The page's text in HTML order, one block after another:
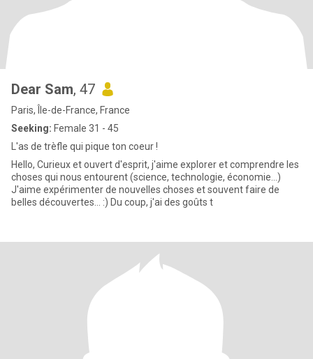
Dear Sam, 47
Paris, Île-de-France, France
Seeking: Female 31 - 45
L'as de trèfle qui pique ton coeur !
Hello, Curieux et ouvert d'esprit, j'aime explorer et comprendre les
choses qui nous entourent (science, technologie, économie...)
J'aime expérimenter de nouvelles choses et souvent faire de
belles découvertes... :) Du coup, j'ai des goûts t